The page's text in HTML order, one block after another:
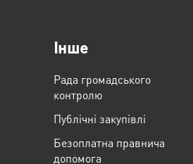
Інше
Рада громадського
контролю
Публічні закупівлі
Безоплатна правнича
допомога